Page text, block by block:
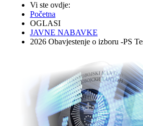
Vi ste ovdje:
Početna
OGLASI
JAVNE NABAVKE
2026 Obavjestenje o izboru -PS